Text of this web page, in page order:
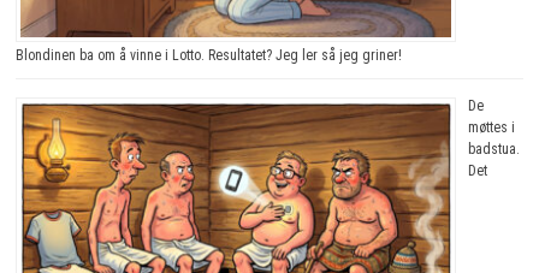
Blondinen ba om å vinne i Lotto. Resultatet? Jeg ler så jeg griner!
De
møttes i
badstua.
Det